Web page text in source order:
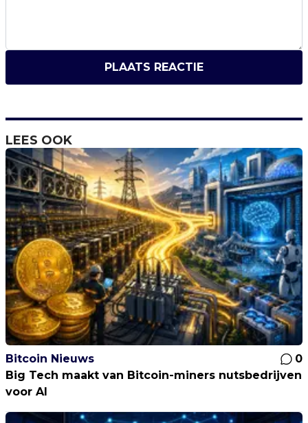
PLAATS REACTIE
LEES OOK
Bitcoin Nieuws
0
Big Tech maakt van Bitcoin-miners nutsbedrijven
voor AI